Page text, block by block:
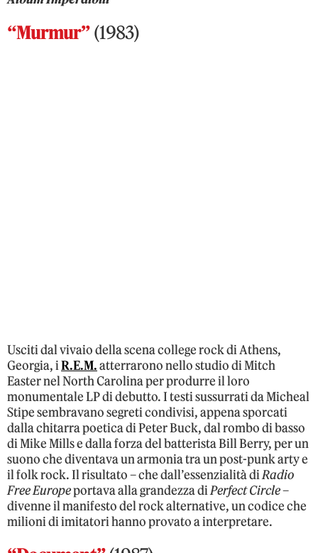
“Murmur”(1983)
Usciti dal vivaio della scena college rock di Athens,
Georgia, iR.E.M.atterrarono nello studio di Mitch
Easter nel North Carolina per produrre il loro
monumentale LP di debutto. I testi sussurrati da Micheal
Stipe sembravano segreti condivisi, appena sporcati
dalla chitarra poetica di Peter Buck, dal rombo di basso
di Mike Mills e dalla forza del batterista Bill Berry, per un
suono che diventava un armonia tra un post-punk arty e
il folk rock. Il risultato – che dall’essenzialità diRadio
Free Europeportava alla grandezza diPerfect Circle–
divenne il manifesto del rock alternative, un codice che
milioni di imitatori hanno provato a interpretare.